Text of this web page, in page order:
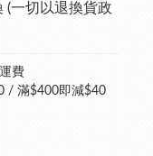
(一切以退換貨政
費
/ 滿$400即減$40